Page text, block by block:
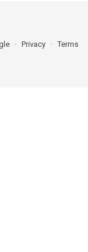
Privacy Terms